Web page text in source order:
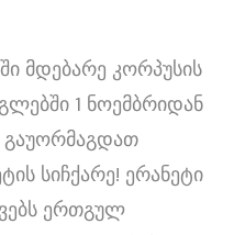
მდებარე კორპუსის
1 ნოემბრიდან
გაუორმაგდათ
სიჩქარე! ერანეტი
ერთგულ